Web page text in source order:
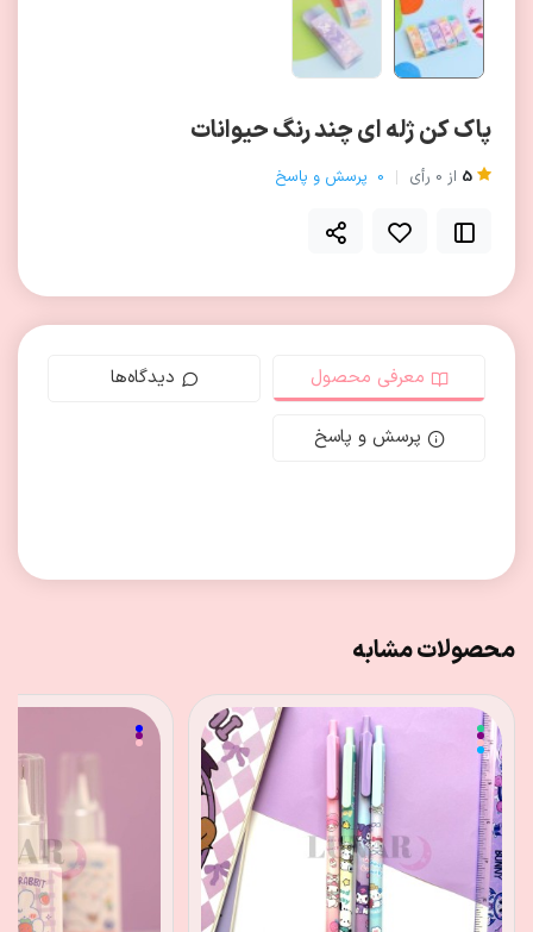
پاک کن ژله ای چند رنگ حیوانات
5 از 0 رأی 0 پرسش و پاسخ
معرفی محصول دیدگاه‌ها
پرسش و پاسخ
محصولات مشابه